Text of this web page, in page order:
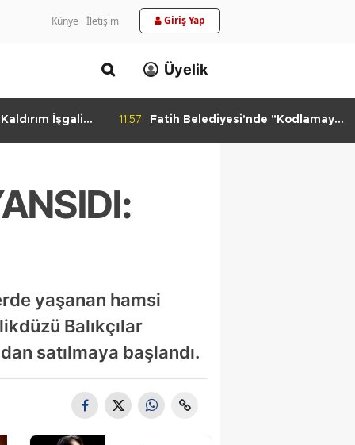
Künye İletişim Giriş Yap
Üyelik
İşgali 11:57
Fatih Belediyesi'nde "Kodlamaya
yaşanan hamsi
Balıkçılar
satılmaya başlandı.